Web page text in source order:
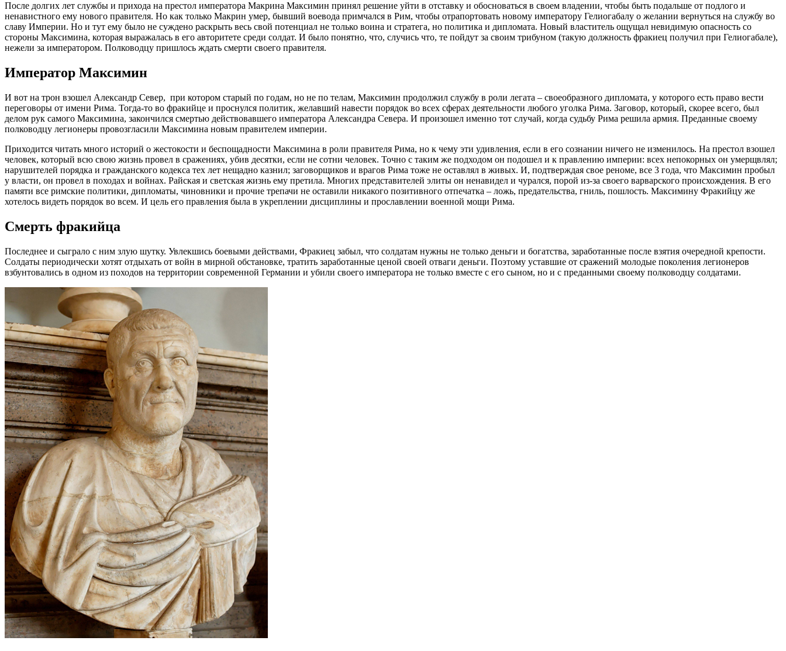
После долгих лет службы и прихода на престол императора Макрина Максимин принял решение уйти в отставку и обосноваться в своем владении, чтобы быть подальше от подлого и
ненавистного ему нового правителя. Но как только Макрин умер, бывший воевода примчался в Рим, чтобы отрапортовать новому императору Гелиогабалу о желании вернуться на службу во
славу Империи. Но и тут ему было не суждено раскрыть весь свой потенциал не только воина и стратега, но политика и дипломата. Новый властитель ощущал невидимую опасность со
стороны Максимина, которая выражалась в его авторитете среди солдат. И было понятно, что, случись что, те пойдут за своим трибуном (такую должность фракиец получил при Гелиогабале),
нежели за императором. Полководцу пришлось ждать смерти своего правителя.
Император Максимин
И вот на трон взошел Александр Север, при котором старый по годам, но не по телам, Максимин продолжил службу в роли легата – своеобразного дипломата, у которого есть право вести
переговоры от имени Рима. Тогда-то во фракийце и проснулся политик, желавший навести порядок во всех сферах деятельности любого уголка Рима. Заговор, который, скорее всего, был
делом рук самого Максимина, закончился смертью действовавшего императора Александра Севера. И произошел именно тот случай, когда судьбу Рима решила армия. Преданные своему
полководцу легионеры провозгласили Максимина новым правителем империи.
Приходится читать много историй о жестокости и беспощадности Максимина в роли правителя Рима, но к чему эти удивления, если в его сознании ничего не изменилось. На престол взошел
человек, который всю свою жизнь провел в сражениях, убив десятки, если не сотни человек. Точно с таким же подходом он подошел и к правлению империи: всех непокорных он умерщвлял;
нарушителей порядка и гражданского кодекса тех лет нещадно казнил; заговорщиков и врагов Рима тоже не оставлял в живых. И, подтверждая свое реноме, все 3 года, что Максимин пробыл
у власти, он провел в походах и войнах. Райская и светская жизнь ему претила. Многих представителей элиты он ненавидел и чурался, порой из-за своего варварского происхождения. В его
памяти все римские политики, дипломаты, чиновники и прочие трепачи не оставили никакого позитивного отпечатка – ложь, предательства, гниль, пошлость. Максимину Фракийцу же
хотелось видеть порядок во всем. И цель его правления была в укреплении дисциплины и прославлении военной мощи Рима.
Смерть фракийца
Последнее и сыграло с ним злую шутку. Увлекшись боевыми действами, Фракиец забыл, что солдатам нужны не только деньги и богатства, заработанные после взятия очередной крепости.
Солдаты периодически хотят отдыхать от войн в мирной обстановке, тратить заработанные ценой своей отваги деньги. Поэтому уставшие от сражений молодые поколения легионеров
взбунтовались в одном из походов на территории современной Германии и убили своего императора не только вместе с его сыном, но и с преданными своему полководцу солдатами.